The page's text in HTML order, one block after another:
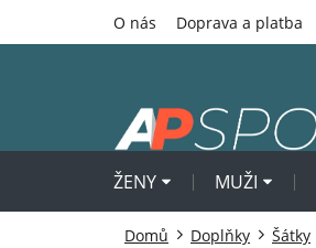
O nás Doprava a platba
ŽENY MUŽI
Domů Doplňky Šátky